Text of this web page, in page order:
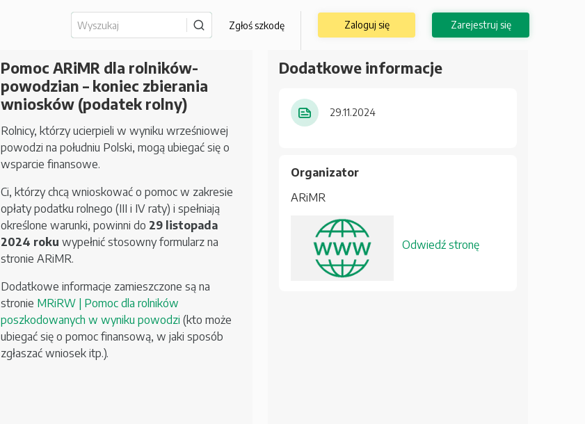
Zgłoś szkodę Zaloguj się Zarejestruj się
Pomoc ARiMR dla rolników-
powodzian – koniec zbierania
wniosków (podatek rolny)
Rolnicy, którzy ucierpieli w wyniku wrześniowej
powodzi na południu Polski, mogą ubiegać się o
wsparcie finansowe.
Ci, którzy chcą wnioskować o pomoc w zakresie
opłaty podatku rolnego (III i IV raty) i spełniają
określone warunki, powinni do 29 listopada
2024 roku wypełnić stosowny formularz na
stronie ARiMR.
Dodatkowe informacje zamieszczone są na
stronie MRiRW | Pomoc dla rolników
poszkodowanych w wyniku powodzi (kto może
ubiegać się o pomoc finansową, w jaki sposób
zgłaszać wniosek itp.).
Dodatkowe informacje
29.11.2024
Organizator
ARiMR
Odwiedź stronę